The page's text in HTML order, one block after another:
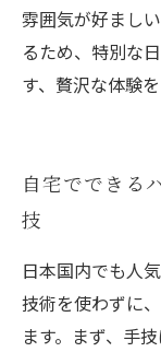
雰囲気が好まし
るため、特別な
す、贅沢な体験
自宅でできる
技
日本国内でも人
技術を使わずに
ます。まず、手